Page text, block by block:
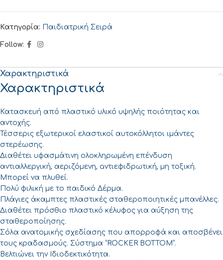
Κατηγορία: Παιδιατρική Σειρά
Follow:
Χαρακτηριστικά
Χαρακτηριστικά
Κατασκευή από πλαστικό υλικό υψηλής ποιότητας και
αντοχής.
Τέσσερις εξωτερικοί ελαστικοί αυτοκόλλητοι ιμάντες
στερέωσης.
Διαθέτει υφασμάτινη ολοκληρωμένη επένδυση
αντιαλλεργική, αεριζόμενη, aντιεφιδρωτική, μη τοξική.
Μπορεί να πλυθεί.
Πολύ φιλική με το παιδικό Δέρμα.
Πλάγιες άκαμπτες πλαστικές σταθεροποιητικές μπανέλλες.
Διαθέτει πρόσθιο πλαστικό κέλυφος για αύξηση της
σταθεροποίησης.
Σόλα ανατομικής σχεδίασης που απορροφά και αποσβένει
τους κραδασμούς. Σύστημα “ROCKER BOTTOM”.
Βελτιώνει την Ιδιοδεκτικότητα.